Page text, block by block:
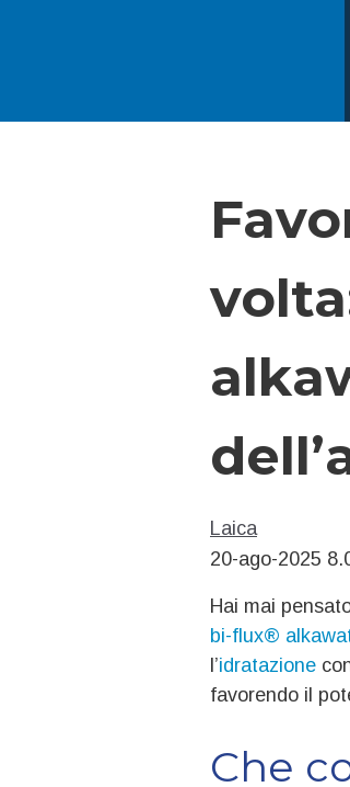
Laica
20-ago-2025
Hai mai
bi‑flux®
l’idratazione
favorendo il
Che